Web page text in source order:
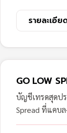
รายละเอีย
GO LOW
บัญชีเทรดสุดป
Spread ที่แคบ